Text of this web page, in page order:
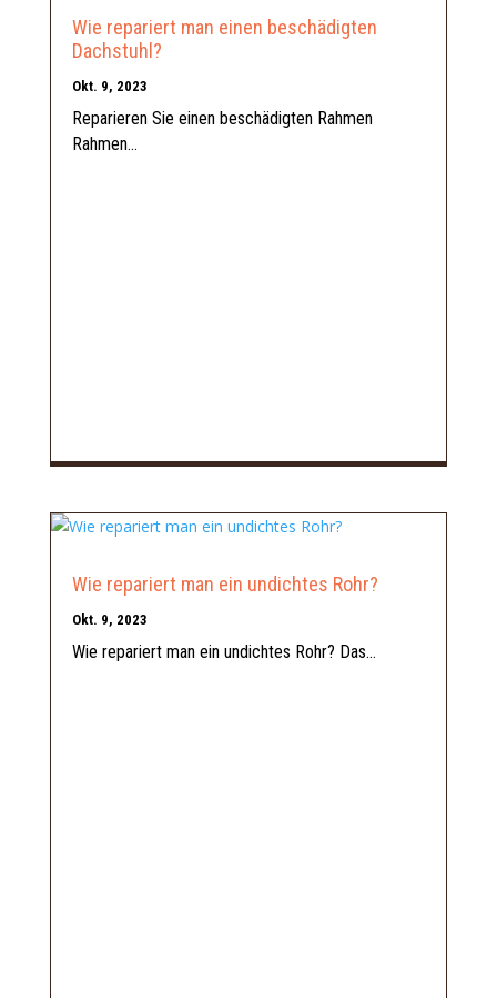
Wie repariert man einen beschädigten
Dachstuhl?
Okt. 9, 2023
Reparieren Sie einen beschädigten Rahmen
Rahmen...
Wie repariert man ein undichtes Rohr?
Okt. 9, 2023
Wie repariert man ein undichtes Rohr? Das...